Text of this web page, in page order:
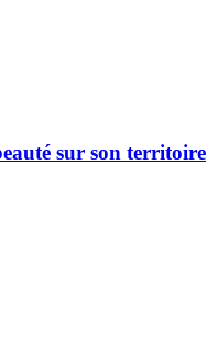
sur son territoire